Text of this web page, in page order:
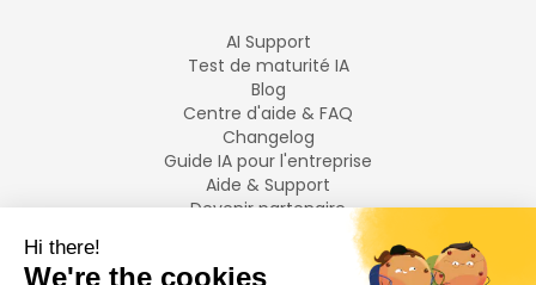
AI Support
Test de maturité IA
Blog
Centre d'aide & FAQ
Changelog
Guide IA pour l'entreprise
Aide & Support
Devenir partenaire
LANGUES